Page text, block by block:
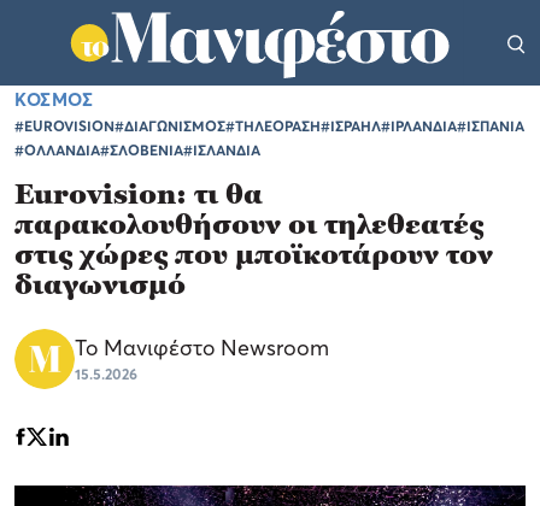
ΚΟΣΜΟΣ
#EUROVISION#ΔΙΑΓΩΝΙΣΜΟΣ#ΤΗΛΕΟΡΑΣΗ#ΙΣΡΑΗΛ#ΙΡΛΑΝΔΙΑ#ΙΣΠΑΝΙΑ
#ΟΛΛΑΝΔΙΑ#ΣΛΟΒΕΝΙΑ#ΙΣΛΑΝΔΙΑ
Eurovision: τι θα
παρακολουθήσουν οι τηλεθεατές
στις χώρες που μποϊκοτάρουν τον
διαγωνισμό
Το Μανιφέστο Newsroom
15.5.2026